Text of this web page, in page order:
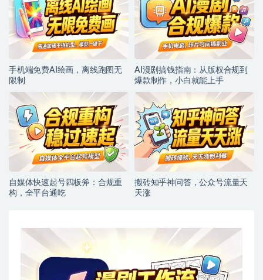
手机端免费AI绘画，离线跑图无
限制
AI漫剧搞钱指南：从版权合规到
爆款制作，小白就能上手
自媒体快速起号四板斧：合规重
构，全平台通吃
搬砖知乎神问答，公众号流量天
天涨